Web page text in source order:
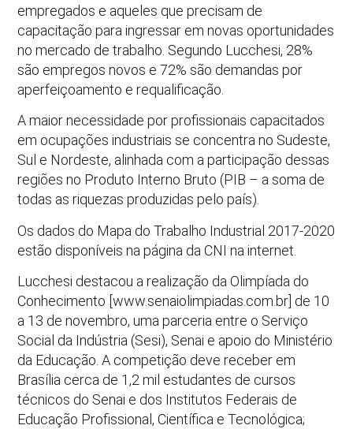
empregados e aqueles que precisam de
capacitação para ingressar em novas oportunidades
no mercado de trabalho. Segundo Lucchesi, 28%
são empregos novos e 72% são demandas por
aperfeiçoamento e requalificação.
A maior necessidade por profissionais capacitados
em ocupações industriais se concentra no Sudeste,
Sul e Nordeste, alinhada com a participação dessas
regiões no Produto Interno Bruto (PIB – a soma de
todas as riquezas produzidas pelo país).
Os dados do Mapa do Trabalho Industrial 2017-2020
estão disponíveis na página da CNI na internet.
Lucchesi destacou a realização da Olimpíada do
Conhecimento [www.senaiolimpiadas.com.br] de 10
a 13 de novembro, uma parceria entre o Serviço
Social da Indústria (Sesi), Senai e apoio do Ministério
da Educação. A competição deve receber em
Brasília cerca de 1,2 mil estudantes de cursos
técnicos do Senai e dos Institutos Federais de
Educação Profissional, Científica e Tecnológica;